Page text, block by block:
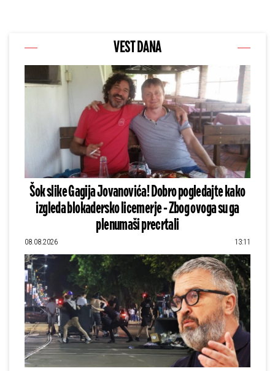
VEST DANA
Šok slike Gagija Jovanovića! Dobro pogledajte kako
izgleda blokadersko licemerje - Zbog ovoga su ga
plenumaši precrtali
08.08.2026 13:11